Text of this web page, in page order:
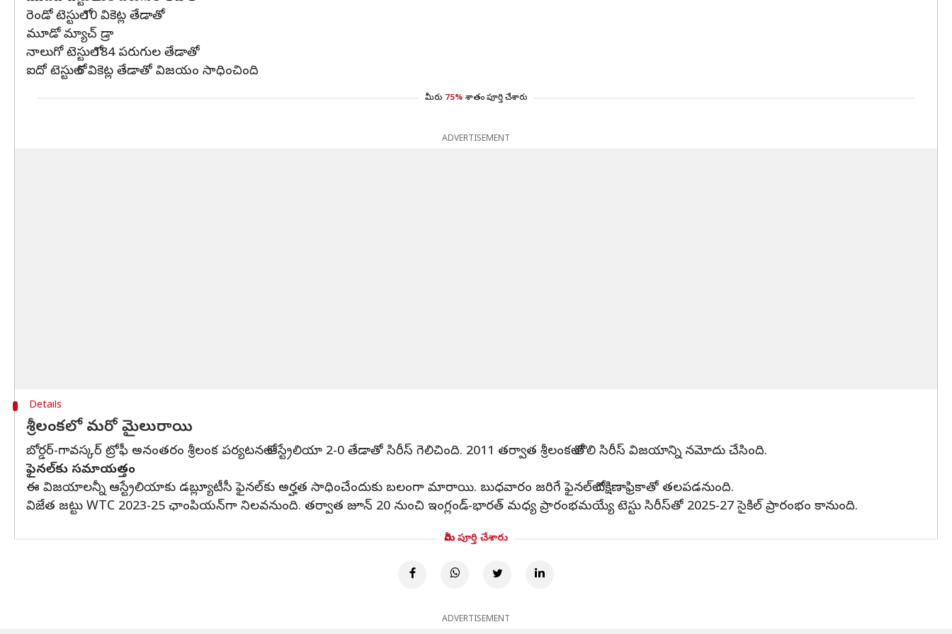
రెండో టెస్టులో 10 వికెట్ల తేడాతో
మూడో మ్యాచ్ డ్రా
నాలుగో టెస్టులో 184 పరుగుల తేడాతో
ఐదో టెస్టులో 6 వికెట్ల తేడాతో విజయం సాధించింది
మీరు 75% శాతం పూర్తి చేశారు
ADVERTISEMENT
Details
శ్రీలంకలో మరో మైలురాయి
బోర్డర్-గావస్కర్‌ ట్రోఫీ అనంతరం శ్రీలంక పర్యటనలో ఆస్ట్రేలియా 2-0 తేడాతో సిరీస్‌ గెలిచింది. 2011 తర్వాత శ్రీలంకలో తొలి సిరీస్‌ విజయాన్ని నమోదు చేసింది.
ఫైనల్‌కు సమాయత్తం
ఈ విజయాలన్నీ ఆస్ట్రేలియాకు డబ్ల్యూటీసీ ఫైనల్‌కు అర్హత సాధించేందుకు బలంగా మారాయి. బుధవారం జరిగే ఫైనల్‌లో దక్షిణాఫ్రికాతో తలపడనుంది.
విజేత జట్టు WTC 2023-25 ఛాంపియన్‌గా నిలవనుంది. తర్వాత జూన్‌ 20 నుంచి ఇంగ్లండ్‌-భారత్‌ మధ్య ప్రారంభమయ్యే టెస్టు సిరీస్‌తో 2025-27 సైకిల్‌ ప్రారంభం కానుంది.
మీరు పూర్తి చేశారు
ADVERTISEMENT